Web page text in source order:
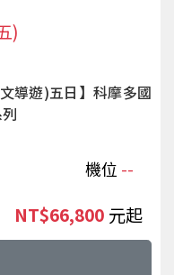
)
導遊)五日】科摩多國
機位 --
NT$66,800 起